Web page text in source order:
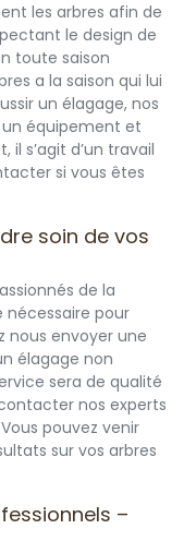
les arbres afin de
le design de
toute saison
a la saison qui lui
un élagage, nos
équipement et
s’agit d’un travail
si vous êtes
soin de vos
de la
nécessaire pour
nous envoyer une
élagage non
sera de qualité
nos experts
pouvez venir
sur vos arbres
–